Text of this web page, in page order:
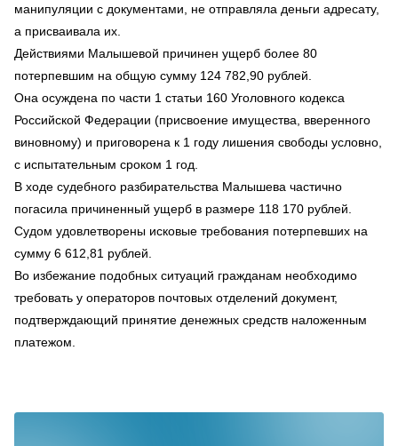
манипуляции с документами, не отправляла деньги адресату,
а присваивала их.
Действиями Малышевой причинен ущерб более 80
потерпевшим на общую сумму 124 782,90 рублей.
Она осуждена по части 1 статьи 160 Уголовного кодекса
Российской Федерации (присвоение имущества, вверенного
виновному) и приговорена к 1 году лишения свободы условно,
с испытательным сроком 1 год.
В ходе судебного разбирательства Малышева частично
погасила причиненный ущерб в размере 118 170 рублей.
Судом удовлетворены исковые требования потерпевших на
сумму 6 612,81 рублей.
Во избежание подобных ситуаций гражданам необходимо
требовать у операторов почтовых отделений документ,
подтверждающий принятие денежных средств наложенным
платежом.